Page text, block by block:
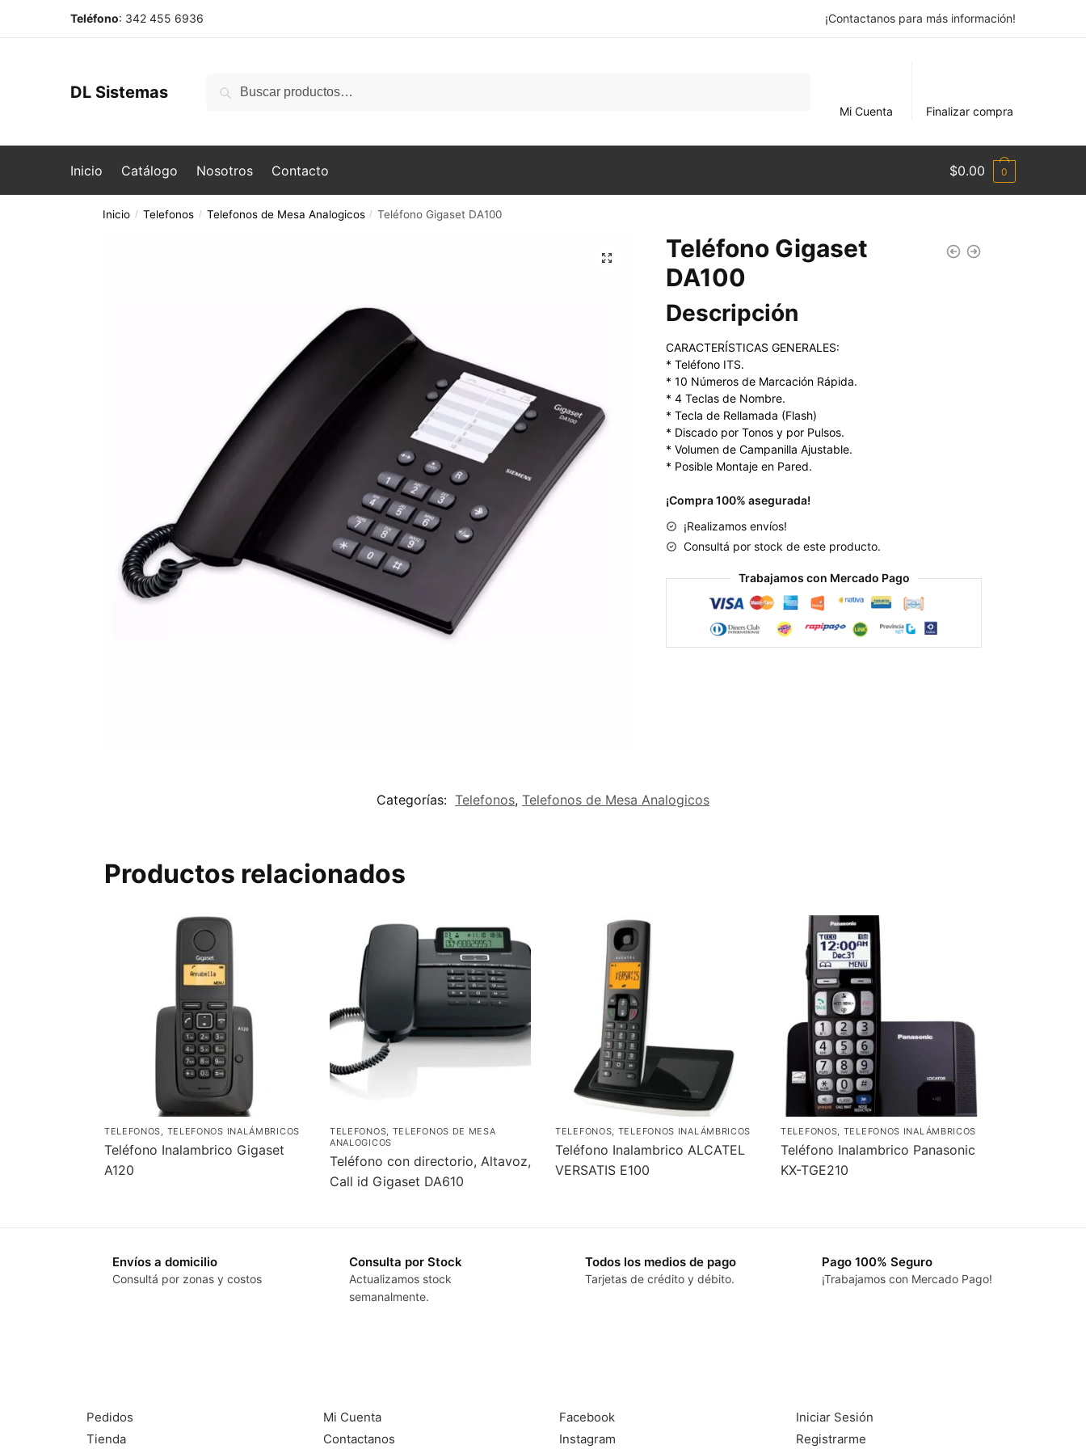
Teléfono: 342 455 6936 ¡Contactanos para más información!
DL Sistemas
por:
Buscar
Mi Cuenta
Finalizar compra
Inicio Catálogo Nosotros Contacto $0.00 0
Inicio / Telefonos / Telefonos de Mesa Analogicos / Teléfono Gigaset DA100
Teléfono Gigaset
DA100
Descripción
CARACTERÍSTICAS GENERALES:
* Teléfono ITS.
* 10 Números de Marcación Rápida.
* 4 Teclas de Nombre.
* Tecla de Rellamada (Flash)
* Discado por Tonos y por Pulsos.
* Volumen de Campanilla Ajustable.
* Posible Montaje en Pared.
¡Compra 100% asegurada!
¡Realizamos envíos!
Consultá por stock de este producto.
Trabajamos con Mercado Pago
Categorías: Telefonos, Telefonos de Mesa Analogicos
Productos relacionados
TELEFONOS TELEFONOS INALÁMBRICOS
Teléfono Inalambrico Gigaset
A120
TELEFONOS TELEFONOS DE MESA
ANALOGICOS
Teléfono con directorio, Altavoz,
Call id Gigaset DA610
TELEFONOS TELEFONOS INALÁMBRICOS
Teléfono Inalambrico ALCATEL
VERSATIS E100
TELEFONOS TELEFONOS INALÁMBRICOS
Teléfono Inalambrico Panasonic
KX-TGE210
Envíos a domicilio
Consultá por zonas y costos
Consulta por Stock
Actualizamos stock
semanalmente.
Todos los medios de pago
Tarjetas de crédito y débito.
Pago 100% Seguro
¡Trabajamos con Mercado Pago!
Pedidos
Tienda
Mi Cuenta
Contactanos
Facebook
Instagram
Iniciar Sesión
Registrarme